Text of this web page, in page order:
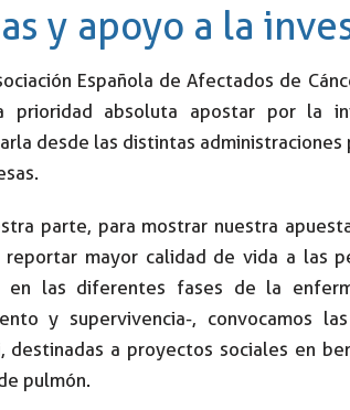
y apoyo a la
Española de Afectados de
prioridad absoluta apostar por la
desde las distintas
parte, para mostrar nuestra
reportar mayor calidad de vida a las
en las diferentes fases de la
y supervivencia-, convocamos
destinadas a proyectos sociales en
pulmón.